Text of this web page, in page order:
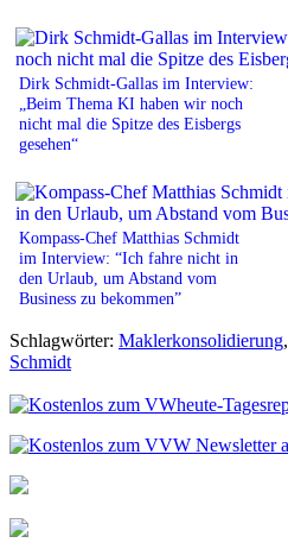
Dirk Schmidt-Gallas im Interview:
„Beim Thema KI haben wir noch
nicht mal die Spitze des Eisbergs
gesehen“
Kompass-Chef Matthias Schmidt
im Interview: “Ich fahre nicht in
den Urlaub, um Abstand vom
Business zu bekommen”
Schlagwörter: Maklerkonsolidierung,
Schmidt